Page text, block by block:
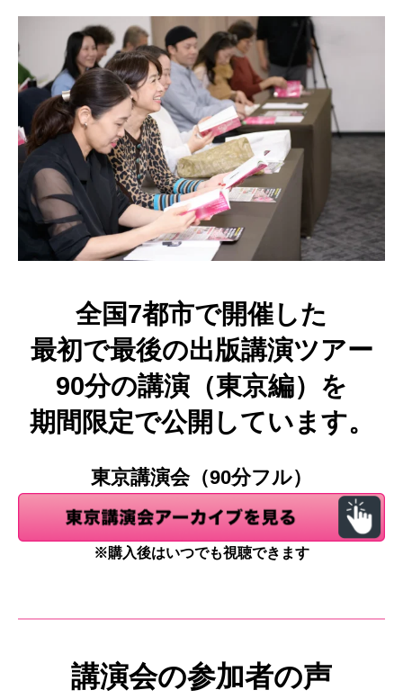
全国7都市で開催した
最初で最後の出版講演ツアー
90分の講演（東京編）を
期間限定で公開しています。
東京講演会（90分フル）
※購入後はいつでも視聴できます
講演会の参加者の声